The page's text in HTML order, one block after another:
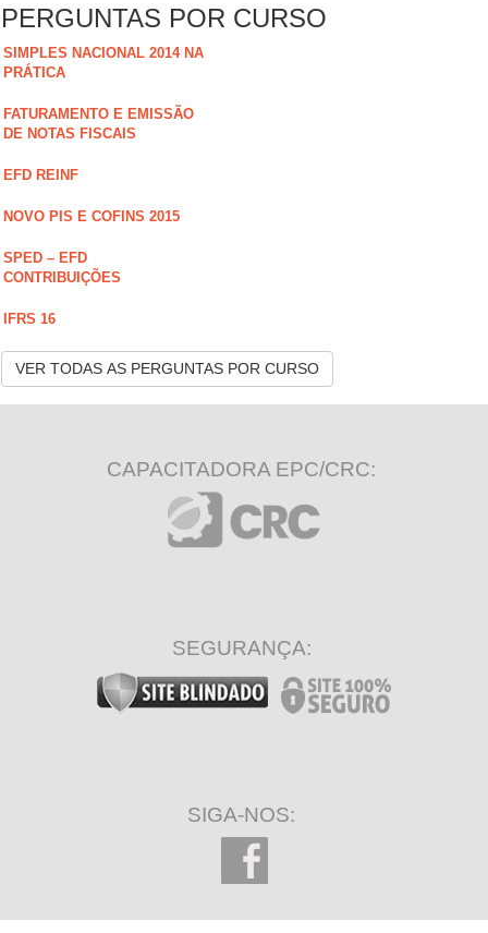
PERGUNTAS POR CURSO
SIMPLES NACIONAL 2014 NA
PRÁTICA
FATURAMENTO E EMISSÃO
DE NOTAS FISCAIS
EFD REINF
NOVO PIS E COFINS 2015
SPED – EFD
CONTRIBUIÇÕES
IFRS 16
VER TODAS AS PERGUNTAS POR CURSO
CAPACITADORA EPC/CRC:
SEGURANÇA:
SIGA-NOS: